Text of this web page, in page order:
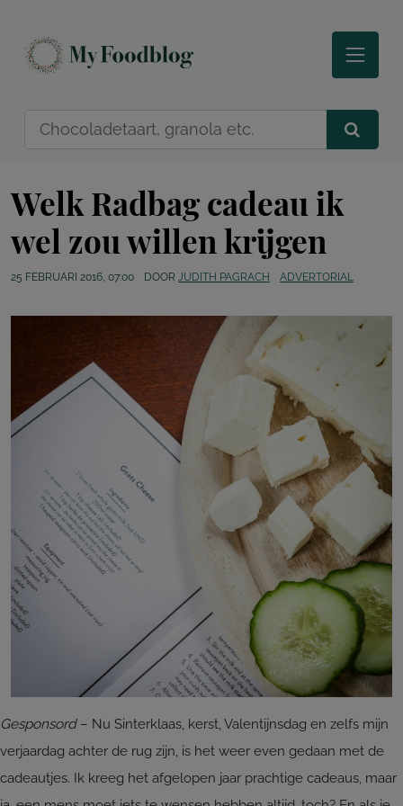
Welk Radbag cadeau ik
wel zou willen krijgen
25 FEBRUARI 2016, 07:00 DOOR JUDITH PAGRACH ADVERTORIAL
Gesponsord – Nu Sinterklaas, kerst, Valentijnsdag en zelfs mijn
verjaardag achter de rug zijn, is het weer even gedaan met de
cadeautjes. Ik kreeg het afgelopen jaar prachtige cadeaus, maar